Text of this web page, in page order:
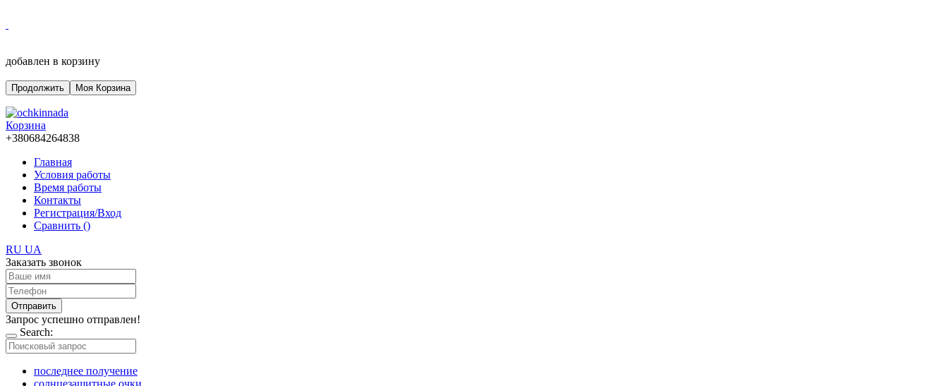
добавлен в корзину
Продолжить Моя Корзина
Корзина
+380684264838
Главная
Условия работы
Время работы
Контакты
Регистрация/Вход
Сравнить ()
RU UA
Заказать звонок
Отправить
Запрос успешно отправлен!
Search:
последнее получение
солнцезащитные очки